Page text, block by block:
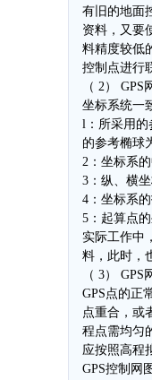
有旧的地面
资料，又要
料精度较低
控制点进行
（ 2）
坐标系统一
l：所采用的
的参考椭球
2：坐标系
3：纵、横
4：坐标系
5：起算点的
实际工作中
料，此时，
（ 3）
GPS点的正
点重合，或
程点需均匀
应按照高程
GPS控制网